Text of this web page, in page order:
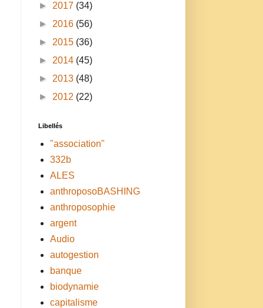
► 2017 (34)
► 2016 (56)
► 2015 (36)
► 2014 (45)
► 2013 (48)
► 2012 (22)
Libellés
"association"
332b
ALES
anthroposoBASHING
anthroposophie
argent
Audio
autogestion
banque
biodynamie
capitalisme